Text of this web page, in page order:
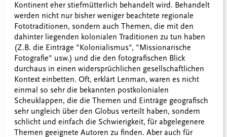
Kontinent eher stiefmütterlich behandelt wird. Behandelt
werden nicht nur bisher weniger beachtete regionale
Fototraditionen, sondern auch Themen, die mit den
dahinter liegenden kolonialen Traditionen zu tun haben
(Z.B. die Einträge "Kolonialismus", "Missionarische
Fotografie" usw.) und die den fotografischen Blick
durchaus in einen widersprüchlichen gesellschaftlichen
Kontext einbetten. Oft, erklärt Lenman, waren es nicht
einmal so sehr die bekannten postkolonialen
Scheuklappen, die die Themen und Einträge geografisch
sehr ungleich über den Globus verteilt haben, sondern
schlicht und einfach die Schwierigkeit, für abgelegenere
Themen geeignete Autoren zu finden. Aber auch für